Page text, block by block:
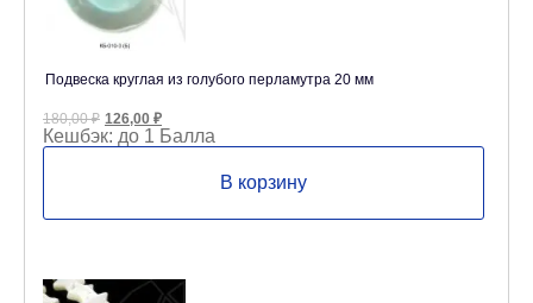
Подвеска круглая из голубого перламутра 20 мм
180,00₽ Первоначальная
цена
составляла
126,00 ₽Текущая
цена:
126,00 ₽.
Кешбэк: до 1 Балла
В корзину